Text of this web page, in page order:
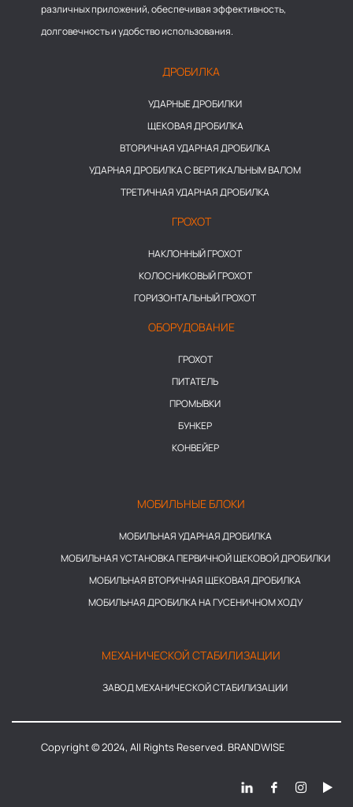
различных приложений, обеспечивая эффективность,
долговечность и удобство использования.
ДРОБИЛКА
УДАРНЫЕ ДРОБИЛКИ
ЩЕКОВАЯ ДРОБИЛКА
ВТОРИЧНАЯ УДАРНАЯ ДРОБИЛКА
УДАРНАЯ ДРОБИЛКА С ВЕРТИКАЛЬНЫМ ВАЛОМ
ТРЕТИЧНАЯ УДАРНАЯ ДРОБИЛКА
ГРОХОТ
НАКЛОННЫЙ ГРОХОТ
КОЛОСНИКОВЫЙ ГРОХОТ
ГОРИЗОНТАЛЬНЫЙ ГРОХОТ
ОБОРУДОВАНИЕ
ГРОХОТ
ПИТАТЕЛЬ
ПРОМЫВКИ
БУНКЕР
КОНВЕЙЕР
МОБИЛЬНЫЕ БЛОКИ
МОБИЛЬНАЯ УДАРНАЯ ДРОБИЛКА
МОБИЛЬНАЯ УСТАНОВКА ПЕРВИЧНОЙ ЩЕКОВОЙ ДРОБИЛКИ
МОБИЛЬНАЯ ВТОРИЧНАЯ ЩЕКОВАЯ ДРОБИЛКА
МОБИЛЬНАЯ ДРОБИЛКА НА ГУСЕНИЧНОМ ХОДУ
МЕХАНИЧЕСКОЙ СТАБИЛИЗАЦИИ
ЗАВОД МЕХАНИЧЕСКОЙ СТАБИЛИЗАЦИИ
Copyright © 2024, All Rights Reserved. BRANDWISE